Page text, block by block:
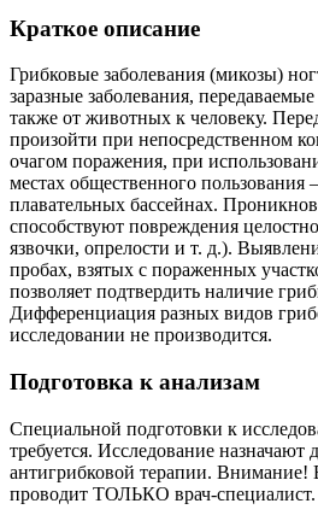
Краткое описание
Грибковые заболевания (микозы)
заразные заболевания,
также от животных к человеку.
произойти при непосредственном
очагом поражения, при
местах общественного пользования
плавательных бассейнах.
способствуют повреждения
язвочки, опрелости и т. д.).
пробах, взятых с пораженных
позволяет подтвердить наличие
Дифференциация разных видов
исследовании не производится.
Подготовка к анализам
Специальной подготовки к
требуется. Исследование назначают
антигрибковой терапии. Внимание!
проводит ТОЛЬКО врач-специалист.